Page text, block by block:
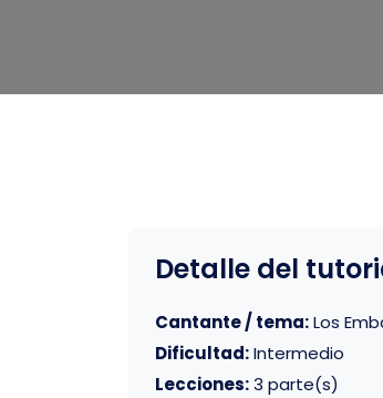
Detalle del
Cantante / tema:Los
Dificultad:Intermedio
Lecciones:3 parte(s)